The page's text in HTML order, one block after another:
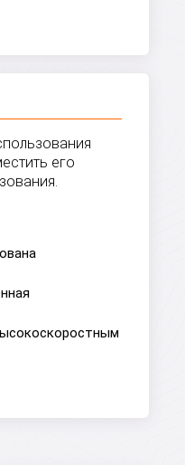
его